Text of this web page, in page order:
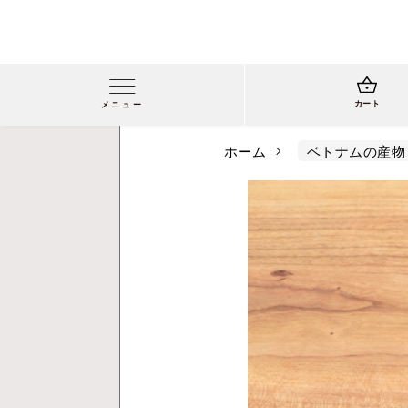
メニュー カート
ホーム ベトナムの産物